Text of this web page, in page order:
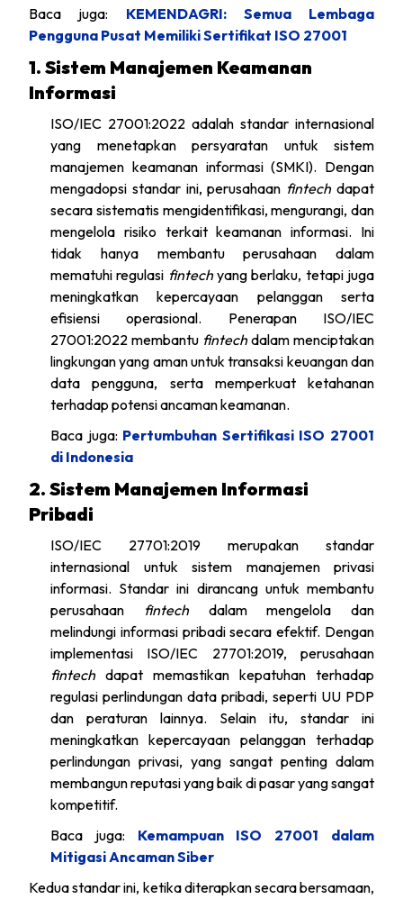
Baca juga: KEMENDAGRI: Semua Lembaga
Pengguna Pusat Memiliki Sertifikat ISO 27001
1. Sistem Manajemen Keamanan
Informasi
ISO/IEC 27001:2022 adalah standar internasional
yang menetapkan persyaratan untuk sistem
manajemen keamanan informasi (SMKI). Dengan
mengadopsi standar ini, perusahaan fintechdapat
secara sistematis mengidentifikasi, mengurangi, dan
mengelola risiko terkait keamanan informasi. Ini
tidak hanya membantu perusahaan dalam
mematuhi regulasi fintechyang berlaku, tetapi juga
meningkatkan kepercayaan pelanggan serta
efisiensi operasional. Penerapan ISO/IEC
27001:2022 membantu fintechdalam menciptakan
lingkungan yang aman untuk transaksi keuangan dan
data pengguna, serta memperkuat ketahanan
terhadap potensi ancaman keamanan.
Baca juga: Pertumbuhan Sertifikasi ISO 27001
di Indonesia
2. Sistem Manajemen Informasi
Pribadi
ISO/IEC 27701:2019 merupakan standar
internasional untuk sistem manajemen privasi
informasi. Standar ini dirancang untuk membantu
perusahaan
fintech dalam mengelola dan
melindungi informasi pribadi secara efektif. Dengan
implementasi ISO/IEC 27701:2019, perusahaan
fintech dapat memastikan kepatuhan terhadap
regulasi perlindungan data pribadi, seperti UU PDP
dan peraturan lainnya. Selain itu, standar ini
meningkatkan kepercayaan pelanggan terhadap
perlindungan privasi, yang sangat penting dalam
membangun reputasi yang baik di pasar yang sangat
kompetitif.
Baca juga: Kemampuan ISO 27001 dalam
Mitigasi Ancaman Siber
Kedua standar ini, ketika diterapkan secara bersamaan,